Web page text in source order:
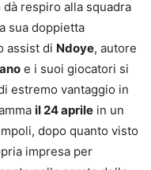
respiro alla squadra
sua doppietta
assist di Ndoye, autore
e i suoi giocatori si
estremo vantaggio in
il 24 aprile in un
dopo quanto visto
impresa per